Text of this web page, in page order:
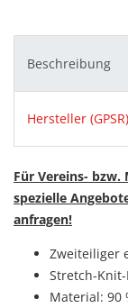
Beschreibung
Hersteller (GPSR)
Für Vereins-
spezielle
anfragen!
Zweiteiliger
Stretch-
Material: 90